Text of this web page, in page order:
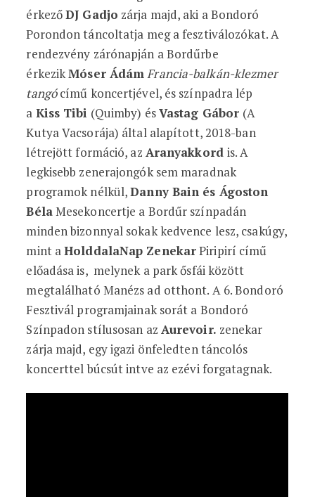
érkezőDJ Gadjo zárja majd, aki a Bondoró
Porondon táncoltatja meg a fesztiválozókat. A
rendezvény zárónapján a Bordűrbe
érkezikMóser ÁdámFrancia-balkán-klezmer
tangócímű koncertjével, és színpadra lép
a Kiss Tibi (Quimby) ésVastag Gábor (A
Kutya Vacsorája) által alapított, 2018-ban
létrejött formáció, az Aranyakkord is. A
legkisebb zenerajongók sem maradnak
programok nélkül,Danny Bain és Ágoston
BélaMesekoncertje a Bordűr színpadán
minden bizonnyal sokak kedvence lesz, csakúgy,
mint aHolddalaNap ZenekarPiripirí című
előadása is, melynek a park ősfái között
megtalálható Manézs ad otthont. A 6. Bondoró
Fesztivál programjainak sorát a Bondoró
Színpadon stílusosan az Aurevoir. zenekar
zárja majd, egy igazi önfeledten táncolós
koncerttel búcsút intve az ezévi forgatagnak.